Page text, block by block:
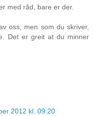
med råd, bare er der.
oss, men som du skriver,
Det er greit at du minner
2012 kl. 09:20